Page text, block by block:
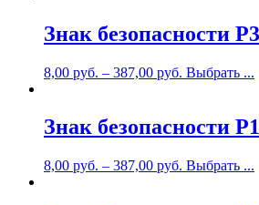
Знак безопасности
8,00 руб. – 387,00 руб. Выбрать ...
Знак безопасности
8,00 руб. – 387,00 руб. Выбрать ...